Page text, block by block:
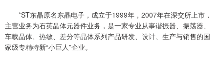
*ST东晶原名东晶电子，成立于1999年，2007年在深交所上市，
主营业务为石英晶体元器件业务，是一家专业从事谐振器、振荡器、
车载晶体、热敏、差分等晶体系列产品研发、设计、生产与销售的国
家级专精特新“小巨人”企业。